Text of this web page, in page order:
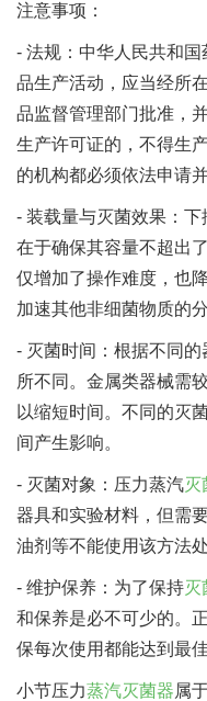
注意事项：
- 法规：中华人民共和
品生产活动，应当经所
品监督管理部门批准，
生产许可证的，不得生
的机构都必须依法申请
- 装载量与灭菌效果：
在于确保其容量不超出
仅增加了操作难度，也
加速其他非细菌物质的
- 灭菌时间：根据不同
所不同。金属类器械需
以缩短时间。不同的灭
间产生影响。
- 灭菌对象：压力蒸汽灭
器具和实验材料，但需
油剂等不能使用该方法处
- 维护保养：为了保持灭
和保养是必不可少的。
保每次使用都能达到最
小节压力蒸汽灭菌器属